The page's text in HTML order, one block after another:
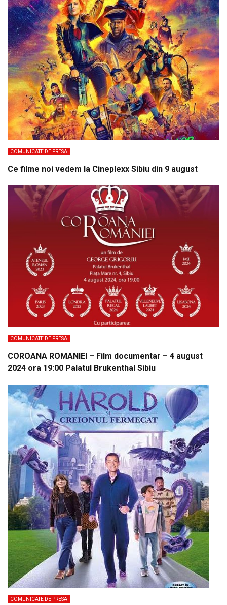
COMUNICATE DE PRESA
Ce filme noi vedem la Cineplexx Sibiu din 9 august
COMUNICATE DE PRESA
COROANA ROMANIEI – Film documentar – 4 august
2024 ora 19:00 Palatul Brukenthal Sibiu
COMUNICATE DE PRESA